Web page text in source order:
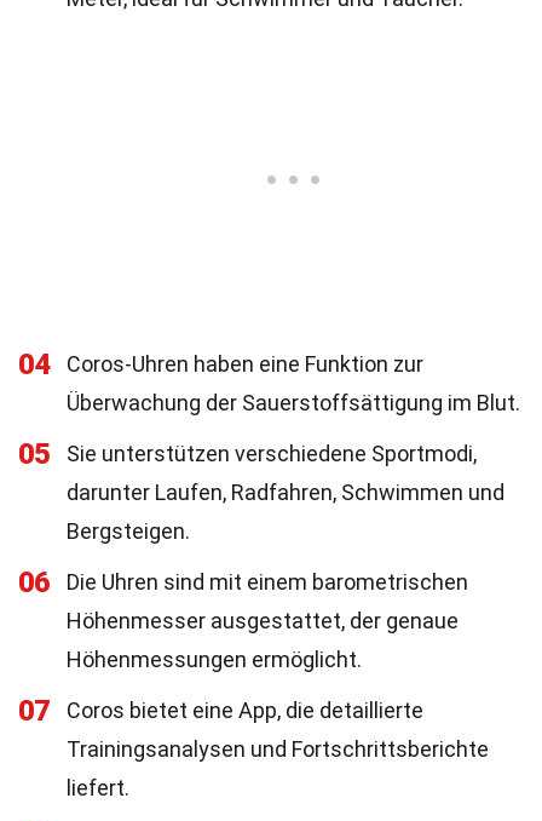
04
Coros-Uhren haben eine Funktion zur
Überwachung der Sauerstoffsättigung im Blut.
05
Sie unterstützen verschiedene Sportmodi,
darunter Laufen, Radfahren, Schwimmen und
Bergsteigen.
06
Die Uhren sind mit einem barometrischen
Höhenmesser ausgestattet, der genaue
Höhenmessungen ermöglicht.
07
Coros bietet eine App, die detaillierte
Trainingsanalysen und Fortschrittsberichte
liefert.